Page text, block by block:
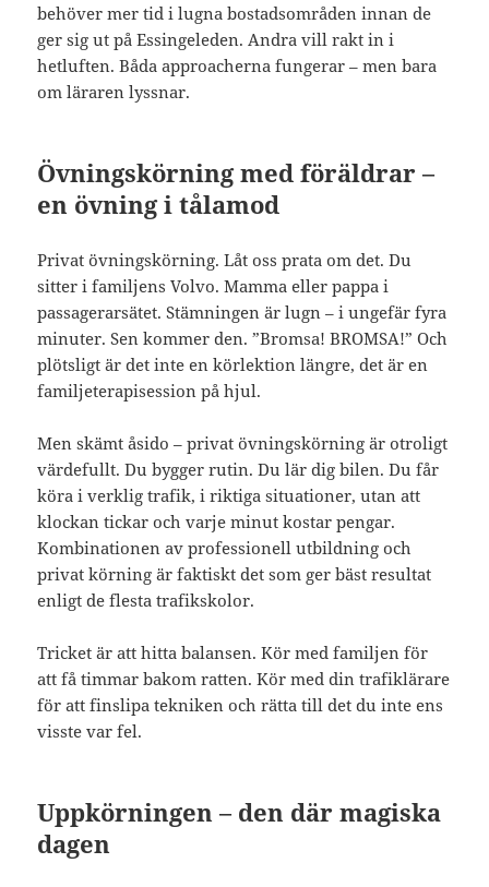
behöver mer tid i lugna bostadsområden innan de
ger sig ut på Essingeleden. Andra vill rakt in i
hetluften. Båda approacherna fungerar – men bara
om läraren lyssnar.
Övningskörning med föräldrar –
en övning i tålamod
Privat övningskörning. Låt oss prata om det. Du
sitter i familjens Volvo. Mamma eller pappa i
passagerarsätet. Stämningen är lugn – i ungefär fyra
minuter. Sen kommer den. ”Bromsa! BROMSA!” Och
plötsligt är det inte en körlektion längre, det är en
familjeterapisession på hjul.
Men skämt åsido – privat övningskörning är otroligt
värdefullt. Du bygger rutin. Du lär dig bilen. Du får
köra i verklig trafik, i riktiga situationer, utan att
klockan tickar och varje minut kostar pengar.
Kombinationen av professionell utbildning och
privat körning är faktiskt det som ger bäst resultat
enligt de flesta trafikskolor.
Tricket är att hitta balansen. Kör med familjen för
att få timmar bakom ratten. Kör med din trafiklärare
för att finslipa tekniken och rätta till det du inte ens
visste var fel.
Uppkörningen – den där magiska
dagen